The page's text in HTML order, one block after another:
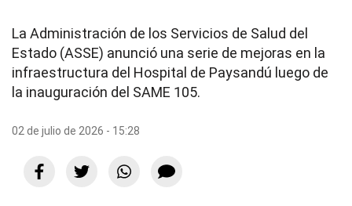
La Administración de los Servicios de Salud del
Estado (ASSE) anunció una serie de mejoras en la
infraestructura del Hospital de Paysandú luego de
la inauguración del SAME 105.
02 de julio de 2026 - 15:28